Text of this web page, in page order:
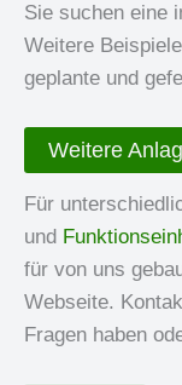
Sie suchen eine
Weitere
geplante und
Weitere
Für
und
für von uns
Webseite.
Fragen haben